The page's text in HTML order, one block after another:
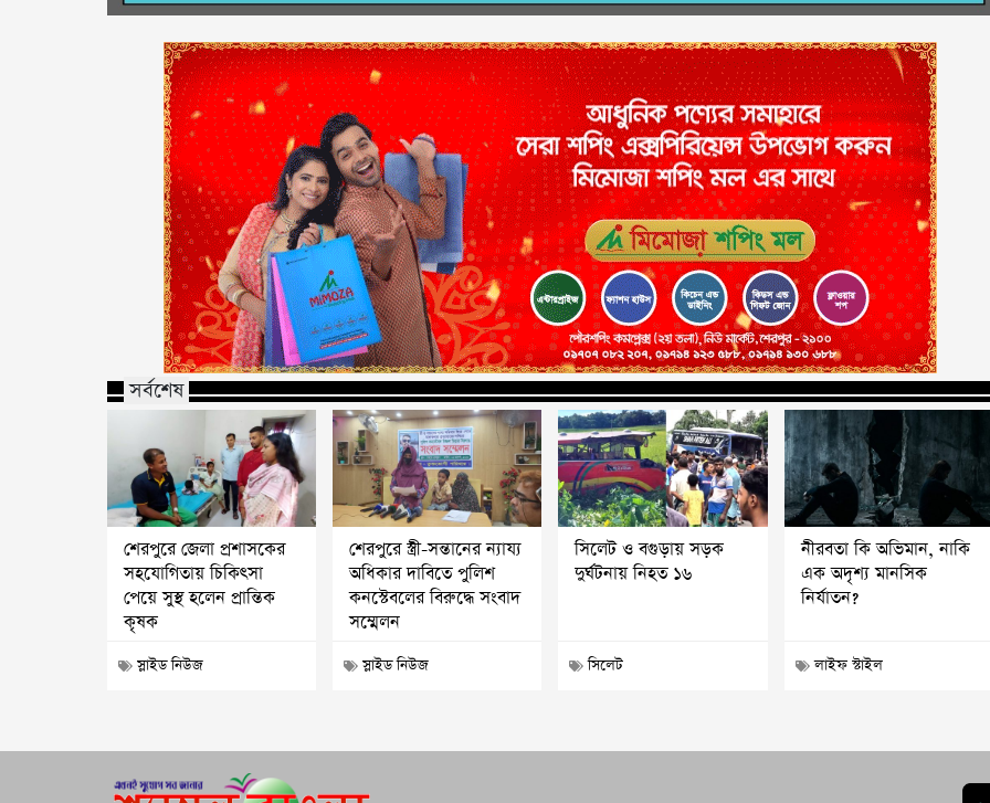
সর্বশেষ
শেরপুরে জেলা প্রশাসকের
সহযোগিতায় চিকিৎসা
পেয়ে সুস্থ হলেন প্রান্তিক
কৃষক
স্লাইড নিউজ
শেরপুরে স্ত্রী-সন্তানের ন্যায্য
অধিকার দাবিতে পুলিশ
কনস্টেবলের বিরুদ্ধে সংবাদ
সম্মেলন
স্লাইড নিউজ
সিলেট ও বগুড়ায় সড়ক
দুর্ঘটনায় নিহত ১৬
সিলেট
নীরবতা কি অভিমান, নাকি
এক অদৃশ্য মানসিক
নির্যাতন?
লাইফ স্টাইল